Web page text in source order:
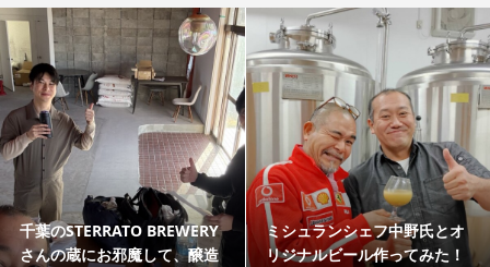
千葉のSTERRATO BREWERY
さんの蔵にお邪魔して、醸造
ミシュランシェフ中野氏とオ
リジナルビール作ってみた！